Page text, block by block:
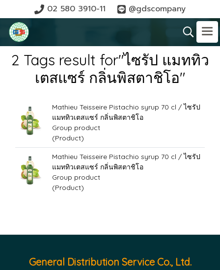
02 580 3910-11 @gdscompany
2 Tags result for"ไซรัป แมททิว
เตสแซร์ กลิ่นพิสตาชิโอ"
Mathieu Teisseire Pistachio syrup 70 cl / ไซรัป
แมททิวเตสแซร์ กลิ่นพิสตาชิโอ
Group product
(Product)
Mathieu Teisseire Pistachio syrup 70 cl / ไซรัป
แมททิวเตสแซร์ กลิ่นพิสตาชิโอ
Group product
(Product)
General Distribution Service Co., Ltd.